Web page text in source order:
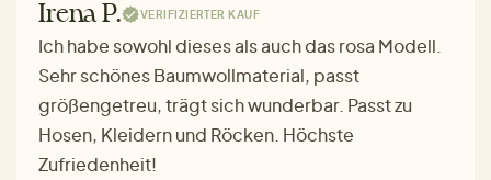
Irena P. VERIFIZIERTER KAUF
Ich habe sowohl dieses als auch das rosa Modell.
Sehr schönes Baumwollmaterial, passt
größengetreu, trägt sich wunderbar. Passt zu
Hosen, Kleidern und Röcken. Höchste
Zufriedenheit!